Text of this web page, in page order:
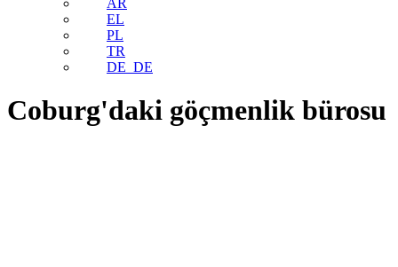
AR
EL
PL
TR
DE_DE
Coburg'daki göçmenlik bürosu